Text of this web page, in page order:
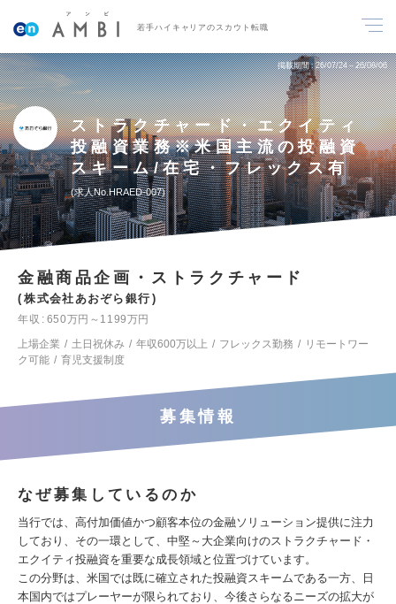
若手ハイキャリアのスカウト転職
掲載期間 26/07/24～26/08/06
ストラクチャード・エクイティ
投融資業務※米国主流の投融資
スキーム/在宅・フレックス有
求人No.HRAED-007
金融商品企画・ストラクチャード
株式会社あおぞら銀行
年収
650万円～1199万円
上場企業
土日祝休み 年収600万以上 フレックス勤務
リモートワー
ク可能
育児支援制度
募集情報
なぜ募集しているのか
当行では、高付加価値かつ顧客本位の金融ソリューション提供に注力
しており、その一環として、中堅～大企業向けのストラクチャード・
エクイティ投融資を重要な成長領域と位置づけています。
この分野は、米国では既に確立された投融資スキームである一方、日
本国内ではプレーヤーが限られており、今後さらなるニーズの拡大が